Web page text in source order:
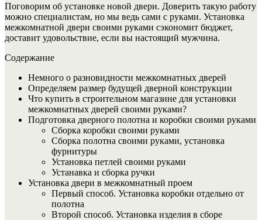
Поговорим об установке новой двери. Доверить такую работу
можно специалистам, но мы ведь сами с руками. Установка
межкомнатной двери своими руками сэкономит бюджет,
доставит удовольствие, если вы настоящий мужчина.
Содержание
Немного о разновидности межкомнатных дверей
Определяем размер будущей дверной конструкции
Что купить в строительном магазине для установки
межкомнатных дверей своими руками?
Подготовка дверного полотна и коробки своими руками
Сборка коробки своими руками
Сборка полотна своими руками, установка
фурнитуры
Установка петлей своими руками
Устанавка и сборка ручки
Установка двери в межкомнатный проем
Первый способ. Установка коробки отдельно от
полотна
Второй способ. Установка изделия в сборе